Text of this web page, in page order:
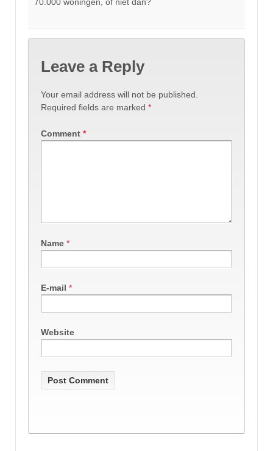
Leave a Reply
Your email address will not be published.
Required fields are marked *
Comment *
Name *
E-mail *
Website